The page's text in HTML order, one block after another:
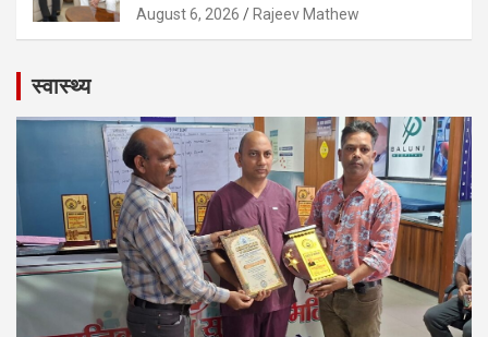
August 6, 2026 Rajeev Mathew
स्वास्थ्य